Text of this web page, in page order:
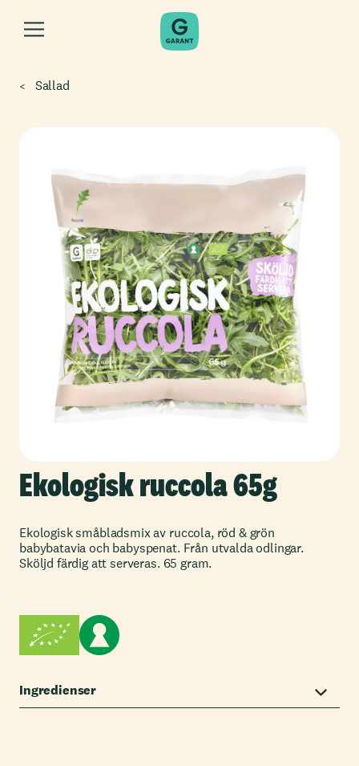
Sallad
Ekologisk ruccola 65g
Ekologisk småbladsmix av ruccola, röd & grön
babybatavia och babyspenat. Från utvalda odlingar.
Sköljd färdig att serveras. 65 gram.
Ingredienser